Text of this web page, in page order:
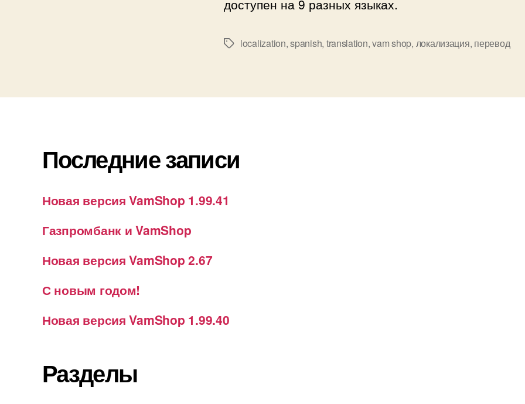
доступен на 9 разных языках.
Меткиlocalization,spanish, translation,vam shop, локализация, перевод
Последние записи
Новая версия VamShop 1.99.41
Газпромбанк и VamShop
Новая версия VamShop 2.67
С новым годом!
Новая версия VamShop 1.99.40
Разделы